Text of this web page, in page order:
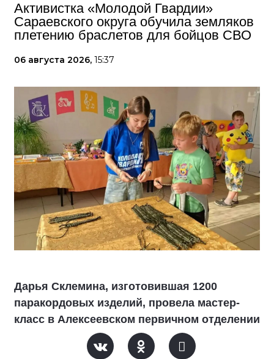
Активистка «Молодой Гвардии»
Сараевского округа обучила земляков
плетению браслетов для бойцов СВО
06 августа 2026, 15:37
Дарья Склемина, изготовившая 1200
паракордовых изделий, провела мастер-
класс в Алексеевском первичном отделении